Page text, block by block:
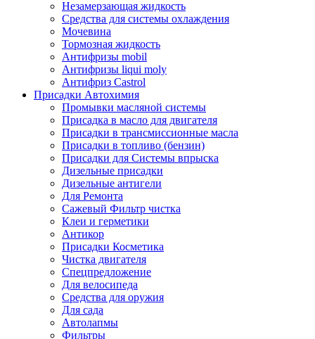
Незамерзающая жидкость
Средства для системы охлаждения
Мочевина
Тормозная жидкость
Антифризы mobil
Антифризы liqui moly
Антифриз Castrol
Присадки Автохимия
Промывки масляной системы
Присадка в масло для двигателя
Присадки в трансмиссионные масла
Присадки в топливо (бензин)
Присадки для Системы впрыска
Дизельные присадки
Дизельные антигели
Для Ремонта
Сажевый Фильтр чистка
Клеи и герметики
Антикор
Присадки Косметика
Чистка двигателя
Спецпредложение
Для велосипеда
Средства для оружия
Для сада
Автолапмы
Фильтры